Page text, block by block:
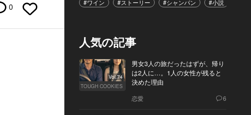
0
#ワイン
#ストーリー #シャンパン #小説
人気の記事
Vol.74
TOUGH COOKIES
男女3人の旅だったはずが、帰り
は2人に…。1人の女性が残ると
決めた理由
恋愛 6